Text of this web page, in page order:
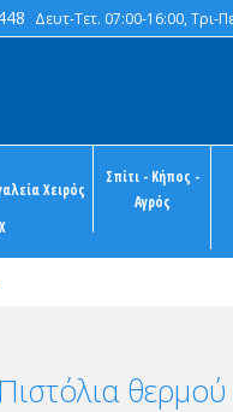
Δευτ-Τετ. 07:00-16:00, Τρι-
Χειρός
Σπίτι - Κήπος -
Αγρός
Πιστόλια